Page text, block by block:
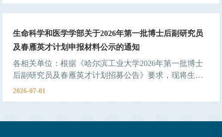
满足我校接收推免生的相关要求基础上，毕业专业为生
电子信息等相关专业。(2) 所有推免生均需参加我院接收
专业方向的面试。(3) 其他要求（与学校相同）。
生命科学和医学学部关于2026年第一批博士后副研究员
及春雁英才计划申报材料公示的通知
各相关单位：根据《哈尔滨工业大学2026年第一批博士
后副研究员及春雁英才计划招募公告》要求，现将生命
科学和医学学部2026年第一批博士后副研究员及春雁英
联 系 人：马老师联系电话：0451-86403827联系邮箱：
2026-07-01